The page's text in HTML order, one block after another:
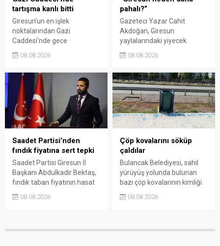
tartışma kanlı bitti
Giresun’un en işlek
noktalarından Gazi
Caddesi’nde gece
saatlerinde çıkan silahlı
kavgada A.E. ayağından
bölgede kısa süreli panik
yaşanırken polis geniş çaplı
soruşturma başlattı.
08.08.2026
pahalı?”
Gazeteci Yazar Cahit
Akdoğan, Giresun
yaylalarındaki yiyecek
fiyatlarının çevre illere göre
belirgin biçimde yüksek
Valiliği, Tarım ve Orman İl
Müdürlüğü ile ilgili kurumları
denetime çağırdı. Akdoğan,
yüzde 50’ye ulaşan fiyat
farklarının araştırılması
gerektiğini söyledi.
08.08.2026
Saadet Partisi’nden
fındık fiyatına sert tepki
Saadet Partisi Giresun İl
Başkanı Abdulkadir Bektaş,
fındık taban fiyatının hasat
başlamasına rağmen
açıklanmamasına tepki
belirterek üreticiyi memnun
08.08.2026
Çöp kovalarını söküp
çaldılar
Bulancak Belediyesi, sahil
yürüyüş yolunda bulunan
bazı çöp kovalarının kimliği
belirsiz kişi ya da kişilerce
sökülerek çalındığını açıkladı.
vatandaşlardan ihbar
08.08.2026